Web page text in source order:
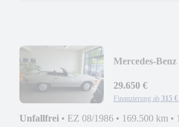
Mercedes-
29.650 €
Finanzierung ab 315 €
Unfallfrei • EZ 08/1986 • 169.500 km •